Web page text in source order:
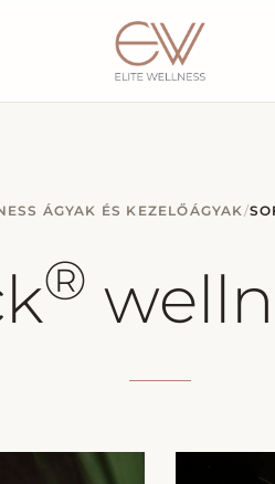
ÁGYAK ÉS KEZELŐÁGYAK/
®